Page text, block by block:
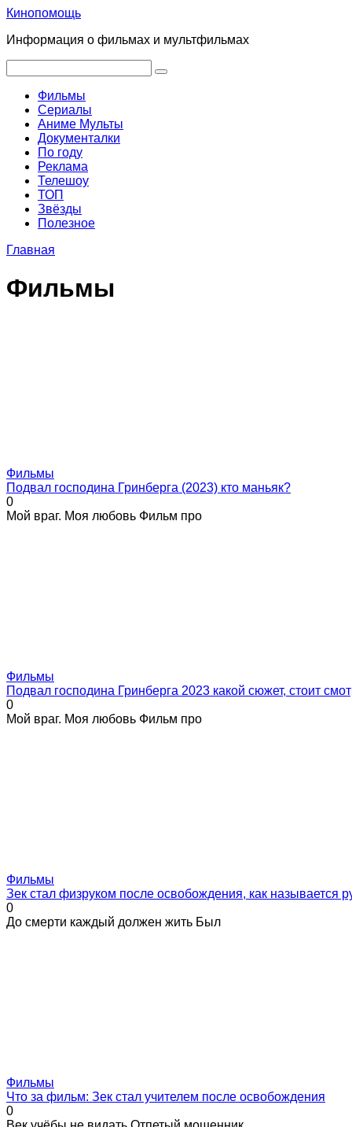
Перейти
контенту
Кинопомощь
Информация о фильмах и мультфильмах
Фильмы
Сериалы
Аниме Мульты
Документалки
По году
Реклама
Телешоу
ТОП
Звёзды
Полезное
Главная
Фильмы
Фильмы
Подвал господина Гринберга (2023) кто маньяк?
0
Мой враг. Моя любовь Фильм про
Фильмы
Подвал господина Гринберга 2023 какой сюжет, стоит
0
Мой враг. Моя любовь Фильм про
Фильмы
Зек стал физруком после освобождения, как называется
0
До смерти каждый должен жить Был
Фильмы
Что за фильм: Зек стал учителем после освобождения
0